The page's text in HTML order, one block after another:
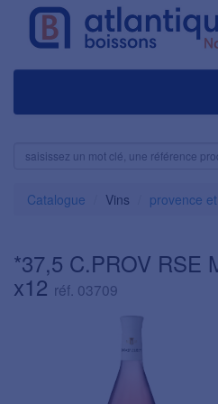
Catalogue Vins provence
*37,5 C.PROV RSE
x12 réf. 03709